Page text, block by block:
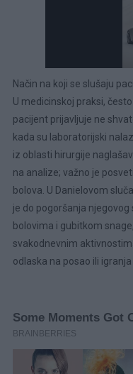
Način na koji se slušaju
U medicinskoj praksi,
pacijent prijavljuje ne
kada su laboratorijski
iz oblasti hirurgije
na analize; važno je
bolova. U Danielovom
je do pogoršanja
bolovima i gubitkom
svakodnevnim
odlaska na posao ili igranja